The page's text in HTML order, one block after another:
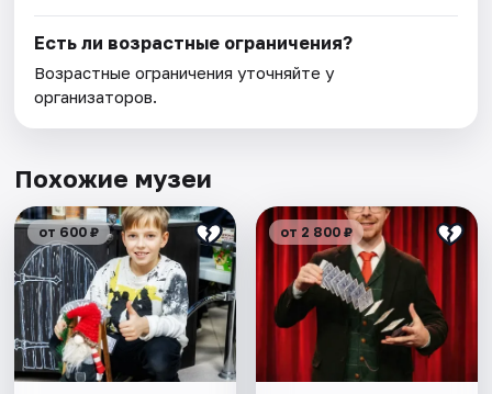
Есть ли возрастные ограничения?
Возрастные ограничения уточняйте у
организаторов.
Похожие музеи
от 600 ₽ от 2 800 ₽